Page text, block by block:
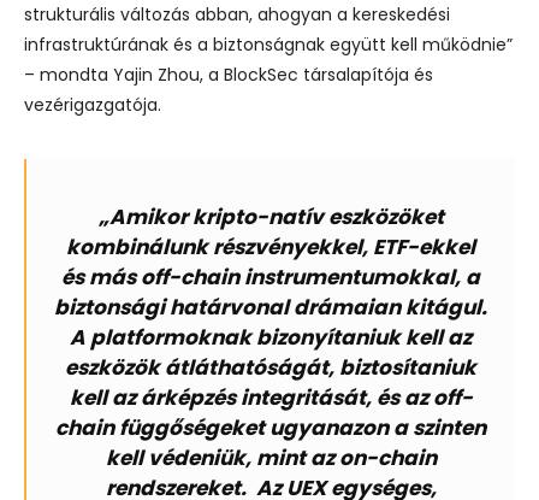
strukturális változás abban, ahogyan a kereskedési
infrastruktúrának és a biztonságnak együtt kell működnie”
– mondta Yajin Zhou, a BlockSec társalapítója és
vezérigazgatója.
„Amikor kripto-natív eszközöket
kombinálunk részvényekkel, ETF-ekkel
és más off-chain instrumentumokkal, a
biztonsági határvonal drámaian kitágul.
A platformoknak bizonyítaniuk kell az
eszközök átláthatóságát, biztosítaniuk
kell az árképzés integritását, és az off-
chain függőségeket ugyanazon a szinten
kell védeniük, mint az on-chain
rendszereket. Az UEX egységes,